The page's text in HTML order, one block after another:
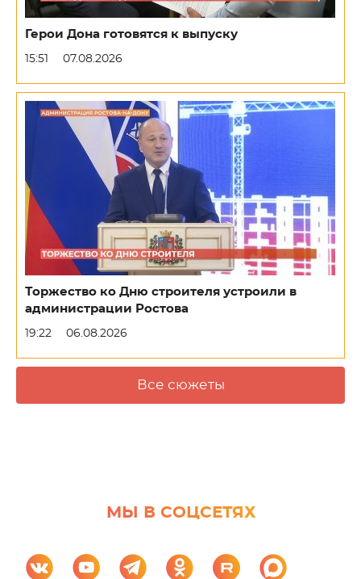
Герои Дона готовятся к выпуску
15:51 07.08.2026
Торжество ко Дню строителя устроили в
администрации Ростова
19:22 06.08.2026
Все сюжеты
МЫ В СОЦСЕТЯХ